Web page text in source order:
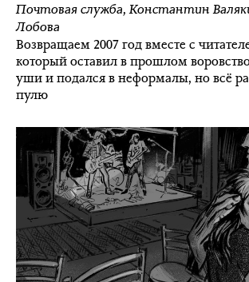
Почтовая служба,Константин
Лобова
Возвращаем 2007 год вместе с
который оставил в прошлом
уши и подался в неформалы, но всё
пулю